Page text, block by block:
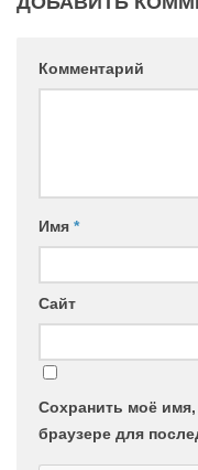
Комментарий
Имя *
Сайт
Сохранить моё
браузере для